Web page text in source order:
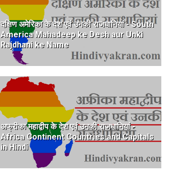
दक्षिण अमेरिका के देश एवं उनकी राजधानियां - South
America Mahadeep ke Desh aur Unki
Rajdhani ke Name
अफ्रीका महाद्वीप के देश एवं उनकी राजधानियां -
Africa Continent Countries and Capitals
in Hindi